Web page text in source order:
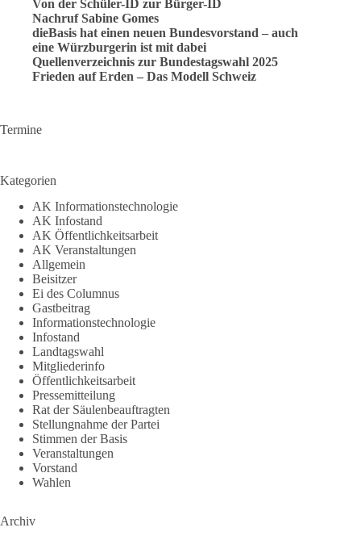
Von der Schüler-ID zur Bürger-ID
Nachruf Sabine Gomes
dieBasis hat einen neuen Bundesvorstand – auch
eine Würzburgerin ist mit dabei
Quellenverzeichnis zur Bundestagswahl 2025
Frieden auf Erden – Das Modell Schweiz
Termine
Kategorien
AK Informationstechnologie
AK Infostand
AK Öffentlichkeitsarbeit
AK Veranstaltungen
Allgemein
Beisitzer
Ei des Columnus
Gastbeitrag
Informationstechnologie
Infostand
Landtagswahl
Mitgliederinfo
Öffentlichkeitsarbeit
Pressemitteilung
Rat der Säulenbeauftragten
Stellungnahme der Partei
Stimmen der Basis
Veranstaltungen
Vorstand
Wahlen
Archiv